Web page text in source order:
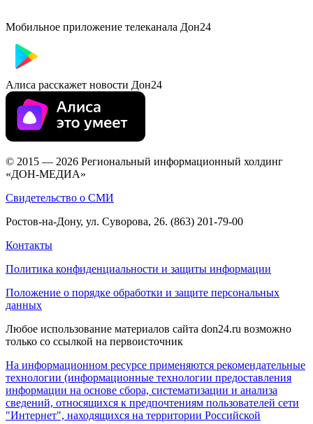
Мобильное приложение телеканала Дон24
Алиса расскажет новости Дон24
© 2015 — 2026 Региональный информационный холдинг
«ДОН-МЕДИА»
Свидетельство о СМИ
Ростов-на-Дону, ул. Суворова, 26. (863) 201-79-00
Контакты
Политика конфиденциальности и защиты информации
Положение о порядке обработки и защите персональных
данных
Любое использование материалов сайта don24.ru возможно
только со ссылкой на первоисточник
На информационном ресурсе применяются рекомендательные
технологии (информационные технологии предоставления
информации на основе сбора, систематизации и анализа
сведений, относящихся к предпочтениям пользователей сети
"Интернет", находящихся на территории Российской